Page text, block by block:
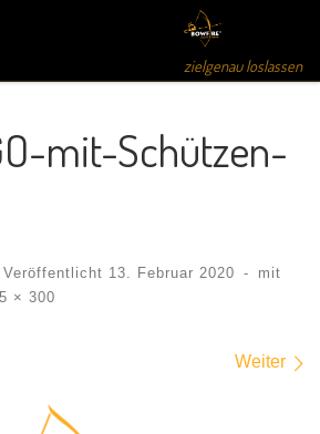
zielgenau loslassen
mit-Schützen-
Veröffentlicht 13. Februar 2020 -
mit
× 300
Weiter